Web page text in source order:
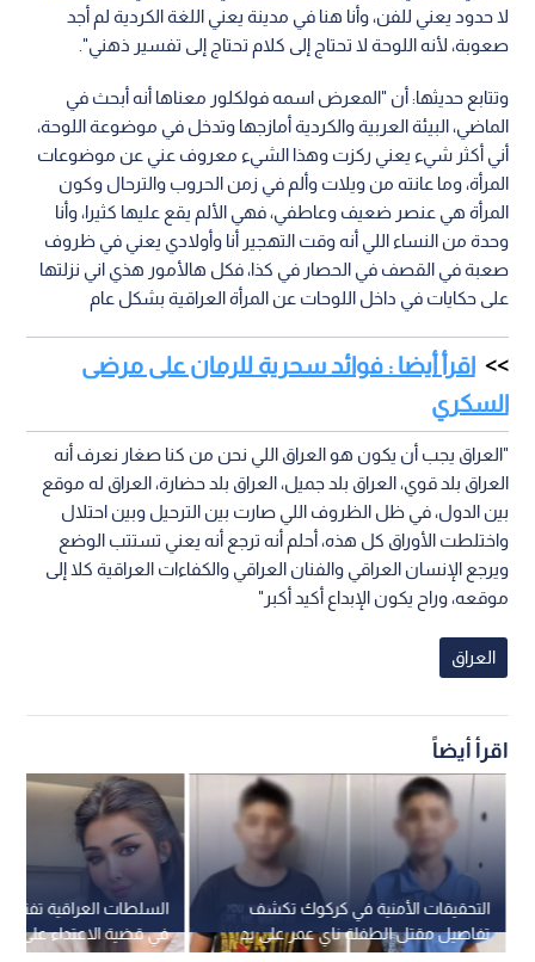
لا حدود يعني للفن، وأنا هنا في مدينة يعني اللغة الكردية لم أجد
صعوبة، لأنه اللوحة لا تحتاج إلى كلام تحتاج إلى تفسير ذهني".
وتتابع حديثها: أن "المعرض اسمه فولكلور معناها أنه أبحث في
الماضي، البيئة العربية والكردية أمازجها وتدخل في موضوعة اللوحة،
أني أكثر شيء يعني ركزت وهذا الشيء معروف عني عن موضوعات
المرأة، وما عانته من ويلات وألم في زمن الحروب والترحال وكون
المرأة هي عنصر ضعيف وعاطفي، فهي الألم يقع عليها كثيرا، وأنا
وحدة من النساء اللي أنه وقت التهجير أنا وأولادي يعني في ظروف
صعبة في القصف في الحصار في كذا، فكل هالأمور هذي اني نزلتها
على حكايات في داخل اللوحات عن المرأة العراقية بشكل عام
اقرأ أيضا : فوائد سحرية للرمان على مرضى
السكري
"العراق يجب أن يكون هو العراق اللي نحن من كنا صغار نعرف أنه
العراق بلد قوي، العراق بلد جميل، العراق بلد حضارة، العراق له موقع
بين الدول، في ظل الظروف اللي صارت بين الترحيل وبين احتلال
واختلطت الأوراق كل هذه، أحلم أنه ترجع أنه يعني تستتب الوضع
ويرجع الإنسان العراقي والفنان العراقي والكفاءات العراقية كلا إلى
موقعه، وراح يكون الإبداع أكيد أكبر"
العراق
اقرأ أيضاً
السلطات العراقية تفتح
في قضية الاعتداء على
فيروزة ببغداد
التحقيقات الأمنية في كركوك تكشف
تفاصيل مقتل الطفلة ناي عمر على يد
قاصرين